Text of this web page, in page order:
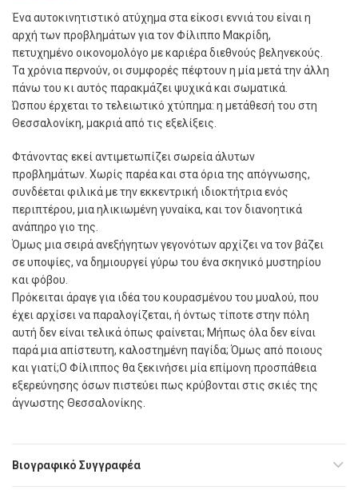
Ένα αυτοκινητιστικό ατύχημα στα είκοσι εννιά του είναι η
αρχή των προβλημάτων για τον Φίλιππο Μακρίδη,
πετυχημένο οικονομολόγο με καριέρα διεθνούς βεληνεκούς.
Τα χρόνια περνούν, οι συμφορές πέφτουν η μία μετά την άλλη
πάνω του κι αυτός παρακμάζει ψυχικά και σωματικά.
Ώσπου έρχεται το τελειωτικό χτύπημα: η μετάθεσή του στη
Θεσσαλονίκη, μακριά από τις εξελίξεις.
Φτάνοντας εκεί αντιμετωπίζει σωρεία άλυτων
προβλημάτων. Χωρίς παρέα και στα όρια της απόγνωσης,
συνδέεται φιλικά με την εκκεντρική ιδιοκτήτρια ενός
περιπτέρου, μια ηλικιωμένη γυναίκα, και τον διανοητικά
ανάπηρο γιο της.
Όμως μια σειρά ανεξήγητων γεγονότων αρχίζει να τον βάζει
σε υποψίες, να δημιουργεί γύρω του ένα σκηνικό μυστηρίου
και φόβου.
Πρόκειται άραγε για ιδέα του κουρασμένου του μυαλού, που
έχει αρχίσει να παραλογίζεται, ή όντως τίποτε στην πόλη
αυτή δεν είναι τελικά όπως φαίνεται; Μήπως όλα δεν είναι
παρά μια απίστευτη, καλοστημένη παγίδα; Όμως από ποιους
και γιατί;Ο Φίλιππος θα ξεκινήσει μία επίμονη προσπάθεια
εξερεύνησης όσων πιστεύει πως κρύβονται στις σκιές της
άγνωστης Θεσσαλονίκης.
Βιογραφικό Συγγραφέα